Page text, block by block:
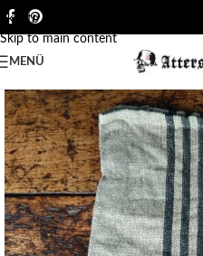
Skip to navigation
Skip to main content
MENÜ